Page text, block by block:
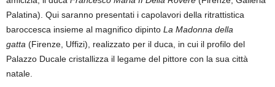
Palatina). Qui saranno presentati i capolavori della ritrattistica
baroccesca insieme al magnifico dipinto La Madonna della
gatta (Firenze, Uffizi), realizzato per il duca, in cui il profilo del
Palazzo Ducale cristallizza il legame del pittore con la sua città
natale.